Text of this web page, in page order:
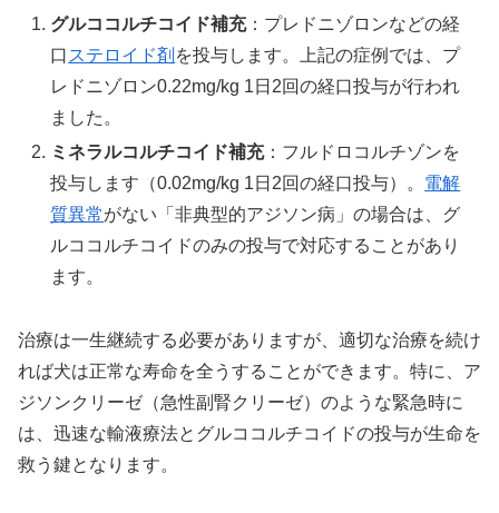
グルココルチコイド補充：プレドニゾロンなどの経
口 ステロイド剤 を投与します。上記の症例では、プ
レドニゾロン0.22mg/kg 1日2回の経口投与が行われ
ました。
ミネラルコルチコイド補充：フルドロコルチゾンを
投与します（0.02mg/kg 1日2回の経口投与）。 電解
質異常がない「非典型的アジソン病」の場合は、グ
ルココルチコイドのみの投与で対応することがあり
ます。
治療は一生継続する必要がありますが、適切な治療を続け
れば犬は正常な寿命を全うすることができます。特に、ア
ジソンクリーゼ（急性副腎クリーゼ）のような緊急時に
は、迅速な輸液療法とグルココルチコイドの投与が生命を
救う鍵となります。